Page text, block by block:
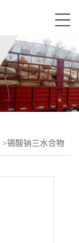
>锡酸钠三水合物